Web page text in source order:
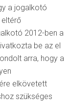
a jogalkotó
2012-ben a
be az el
arra, hogy a
elkövetett
szükséges